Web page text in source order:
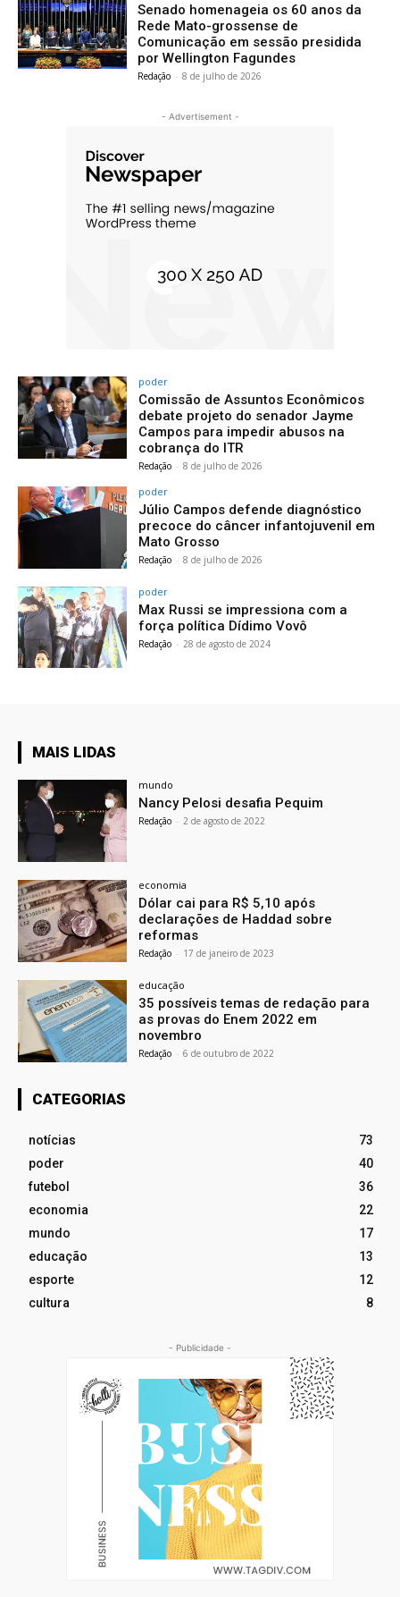
Senado homenageia os 60 anos da
Rede Mato-grossense de
Comunicação em sessão presidida
por Wellington Fagundes
Redação - 8 de julho de 2026
- Advertisement -
poder
Comissão de Assuntos Econômicos
debate projeto do senador Jayme
Campos para impedir abusos na
cobrança do ITR
Redação - 8 de julho de 2026
poder
Júlio Campos defende diagnóstico
precoce do câncer infantojuvenil em
Mato Grosso
Redação - 8 de julho de 2026
poder
Max Russi se impressiona com a
força política Dídimo Vovô
Redação - 28 de agosto de 2024
MAIS LIDAS
mundo
Nancy Pelosi desafia Pequim
Redação - 2 de agosto de 2022
economia
Dólar cai para R$ 5,10 após
declarações de Haddad sobre
reformas
Redação - 17 de janeiro de 2023
educação
35 possíveis temas de redação para
as provas do Enem 2022 em
novembro
Redação - 6 de outubro de 2022
CATEGORIAS
notícias
73
poder
40
futebol
36
economia
22
mundo
17
educação
13
esporte
12
cultura
8
- Publicidade -